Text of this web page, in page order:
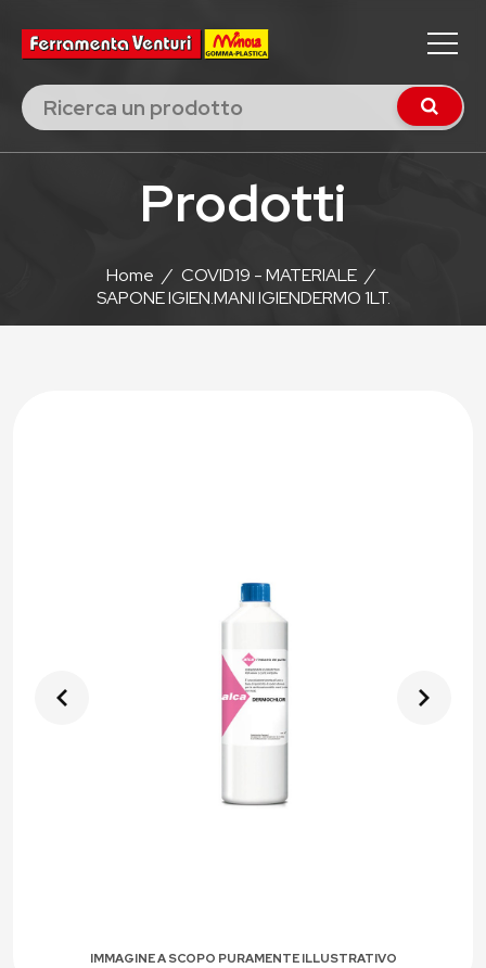
Prodotti
Home / COVID19 - MATERIALE /
SAPONE IGIEN.MANI IGIENDERMO 1LT.
IMMAGINE A SCOPO PURAMENTE ILLUSTRATIVO